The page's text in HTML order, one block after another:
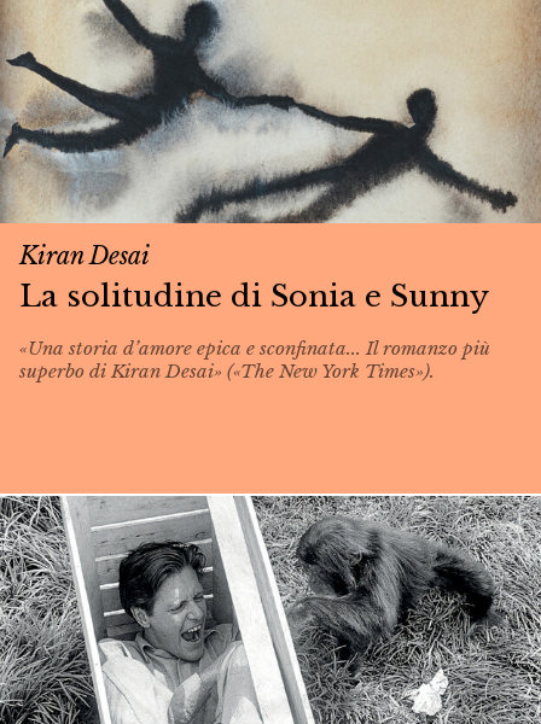
Kiran Desai
La solitudine di Sonia e Sunny
«Una storia d’amore epica e sconfinata... Il romanzo più
superbo di Kiran Desai» («The New York Times»).